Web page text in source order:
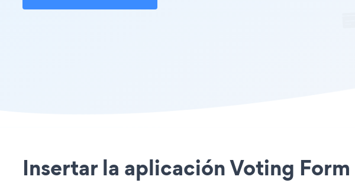
Insertar la aplicación Voting